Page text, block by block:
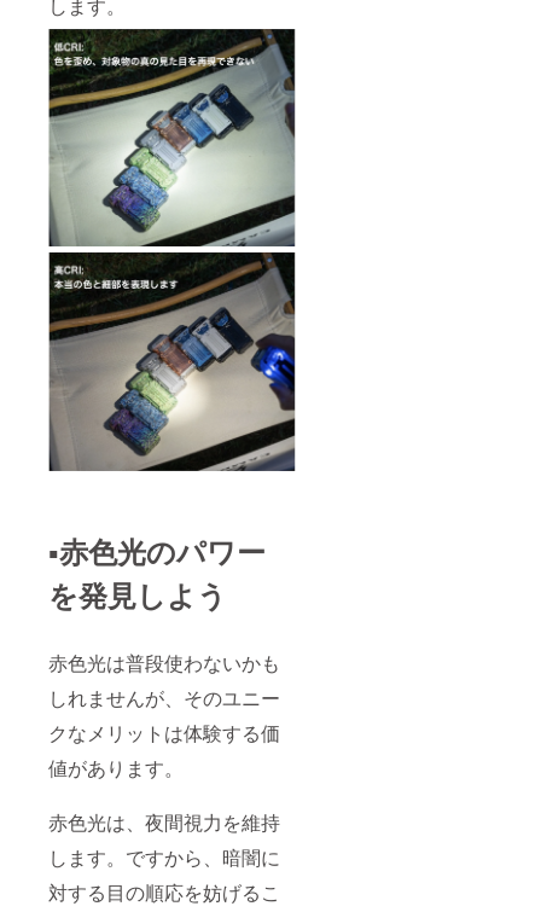
▪️赤色光のパワー
を発見しよう
赤色光は普段使わないかも
しれませんが、そのユニー
クなメリットは体験する価
値があります。
赤色光は、夜間視力を維持
します。ですから、暗闇に
対する目の順応を妨げるこ